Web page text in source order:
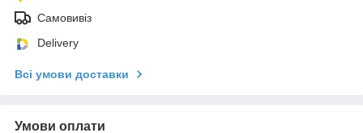
Самовивіз
Delivery
Всі умови доставки
Умови оплати